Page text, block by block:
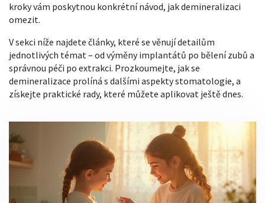
kroky vám poskytnou konkrétní návod, jak demineralizaci
omezit.
V sekci níže najdete články, které se věnují detailům
jednotlivých témat – od výměny implantátů po bělení zubů a
správnou péči po extrakci. Prozkoumejte, jak se
demineralizace prolíná s dalšími aspekty stomatologie, a
získejte praktické rady, které můžete aplikovat ještě dnes.